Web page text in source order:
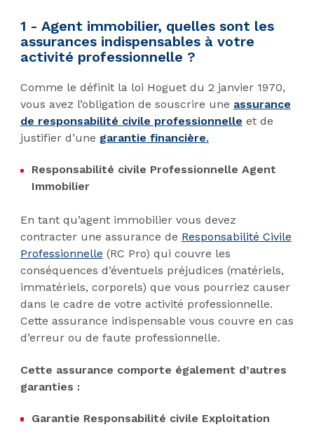
1 - Agent immobilier, quelles sont les
assurances indispensables à votre
activité professionnelle ?
Comme le définit la loi Hoguet du 2 janvier 1970,
vous avez l’obligation de souscrire une assurance
de responsabilité civile professionnelle et de
justifier d’une garantie financière.
Responsabilité civile Professionnelle Agent
Immobilier
En tant qu’agent immobilier vous devez
contracter une assurance de Responsabilité Civile
Professionnelle (RC Pro) qui couvre les
conséquences d’éventuels préjudices (matériels,
immatériels, corporels) que vous pourriez causer
dans le cadre de votre activité professionnelle.
Cette assurance indispensable vous couvre en cas
d’erreur ou de faute professionnelle.
Cette assurance comporte également d’autres
garanties :
Garantie Responsabilité civile Exploitation